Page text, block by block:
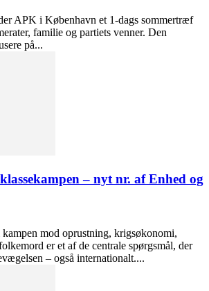
APK i København et 1-dags sommertræf
familie og partiets venner. Den
på...
– nyt nr. af Enhed og
mod oprustning, krigsøkonomi,
er et af de centrale spørgsmål, der
– også internationalt....